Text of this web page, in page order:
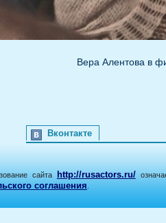
Вера Алентова в
Вконтакте
сайта http://rusactors.ru/
соглашения